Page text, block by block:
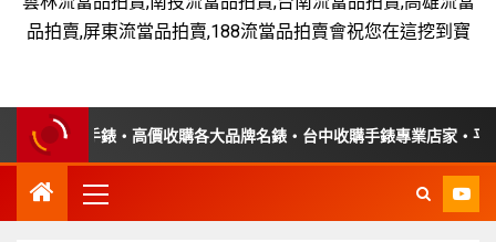
品拍賣,屏東流當品拍賣,188流當品拍賣會祝您在這挖到寶
故障手錶・高價收購各大品牌名錶・台中收購手錶專業店家・平價手